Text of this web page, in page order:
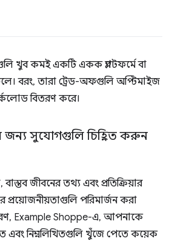
খুব কমই একটি একক প্ল্যাটফর্মে বা
বরং, তারা ট্রেড-অফগুলি অপ্টিমাইজ
বিতরণ করে।
জন্য সুযোগগুলি চিহ্নিত করুন
জীবনের তথ্য এবং প্রতিক্রিয়ার
প্রয়োজনীয়তাগুলি পরিমার্জন করা
Example Shoppe-এ, আপনাকে
এবং নিম্নলিখিতগুলি খুঁজে পেতে কয়েক